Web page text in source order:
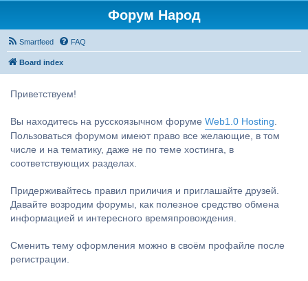
Форум Народ
Smartfeed FAQ
Board index
Приветствуем!
Вы находитесь на русскоязычном форуме Web1.0 Hosting.
Пользоваться форумом имеют право все желающие, в том
числе и на тематику, даже не по теме хостинга, в
соответствующих разделах.
Придерживайтесь правил приличия и приглашайте друзей.
Давайте возродим форумы, как полезное средство обмена
информацией и интересного времяпровождения.
Сменить тему оформления можно в своём профайле после
регистрации.